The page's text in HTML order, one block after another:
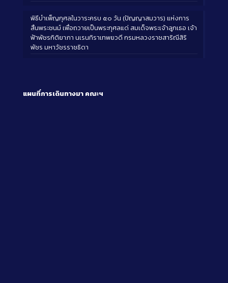
พิธีบำเพ็ญกุศลในวาระครบ ๕๐ วัน (ปัญญาสมวาร) แห่งการ
สิ้นพระชนม์ เพื่อถวายเป็นพระกุศลแด่ สมเด็จพระเจ้าลูกเธอ เจ้า
ฟ้าพัชรกิติยาภา นเรนทิราเทพยวดี กรมหลวงราชสาริณีสิริ
พัชร มหาวัชรราชธิดา
แผนที่การเดินทางมา คณะฯ